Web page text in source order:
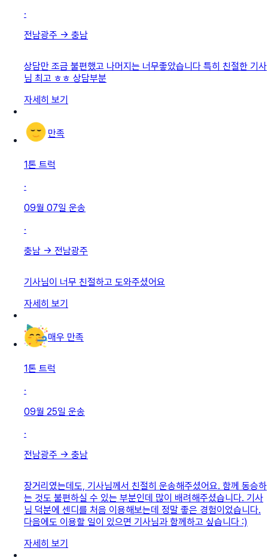
·
전남광주 → 충남
상담만 조금 불편했고 나머지는 너무좋았습니다 특히 친절한 기사
님 최고 ㅎㅎ 상담부분
자세히 보기
만족
1톤 트럭
·
09월 07일 운송
·
충남 → 전남광주
기사님이 너무 친절하고 도와주셨어요
자세히 보기
매우 만족
1톤 트럭
·
09월 25일 운송
·
전남광주 → 충남
장거리였는데도, 기사님께서 친절히 운송해주셨어요. 함께 동승하
는 것도 불편하실 수 있는 부분인데 많이 배려해주셨습니다. 기사
님 덕분에 센디를 처음 이용해보는데 정말 좋은 경험이었습니다.
다음에도 이용할 일이 있으면 기사님과 함께하고 싶습니다 :)
자세히 보기